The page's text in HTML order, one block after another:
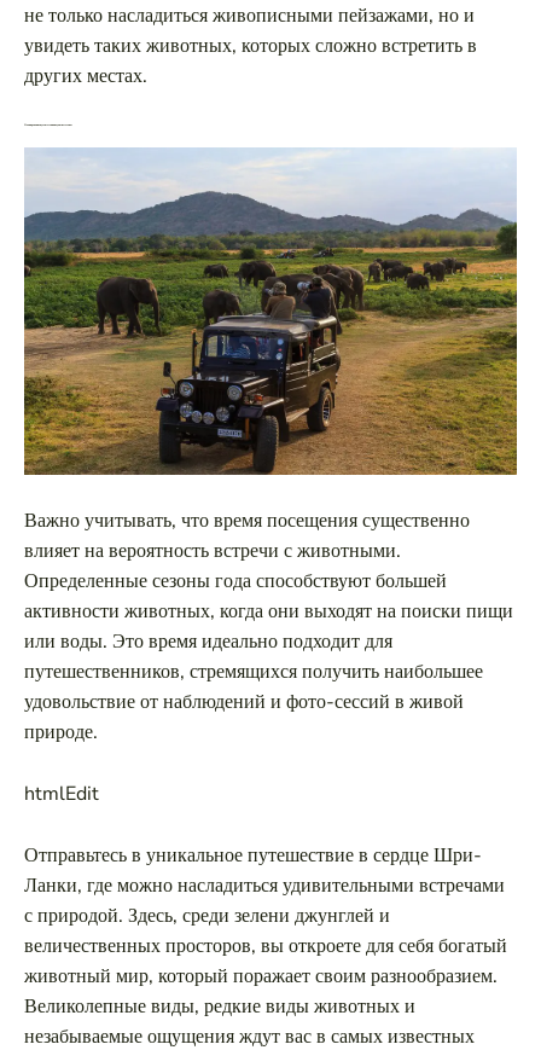
не только насладиться живописными пейзажами, но и
увидеть таких животных, которых сложно встретить в
других местах.
Планирование путешествия и лучшие сезоны
Важно учитывать, что время посещения существенно
влияет на вероятность встречи с животными.
Определенные сезоны года способствуют большей
активности животных, когда они выходят на поиски пищи
или воды. Это время идеально подходит для
путешественников, стремящихся получить наибольшее
удовольствие от наблюдений и фото-сессий в живой
природе.
htmlEdit
Отправьтесь в уникальное путешествие в сердце Шри-
Ланки, где можно насладиться удивительными встречами
с природой. Здесь, среди зелени джунглей и
величественных просторов, вы откроете для себя богатый
животный мир, который поражает своим разнообразием.
Великолепные виды, редкие виды животных и
незабываемые ощущения ждут вас в самых известных